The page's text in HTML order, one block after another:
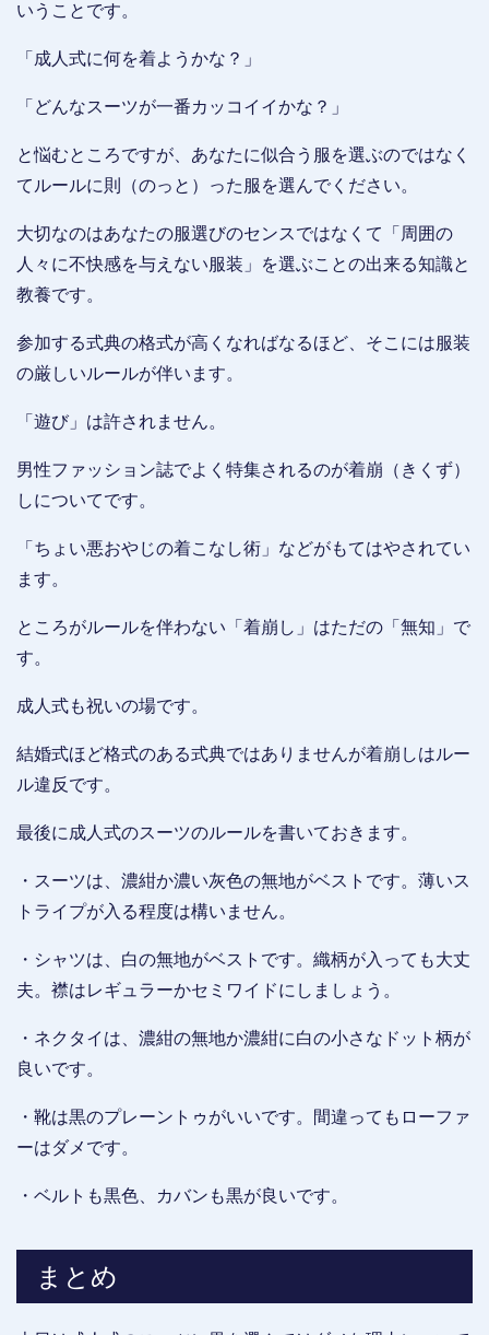
いうことです。
「成人式に何を着ようかな？」
「どんなスーツが一番カッコイイかな？」
と悩むところですが、あなたに似合う服を選ぶのではなく
てルールに則（のっと）った服を選んでください。
大切なのはあなたの服選びのセンスではなくて「周囲の
人々に不快感を与えない服装」を選ぶことの出来る知識と
教養です。
参加する式典の格式が高くなればなるほど、そこには服装
の厳しいルールが伴います。
「遊び」は許されません。
男性ファッション誌でよく特集されるのが着崩（きくず）
しについてです。
「ちょい悪おやじの着こなし術」などがもてはやされてい
ます。
ところがルールを伴わない「着崩し」はただの「無知」で
す。
成人式も祝いの場です。
結婚式ほど格式のある式典ではありませんが着崩しはルー
ル違反です。
最後に成人式のスーツのルールを書いておきます。
・スーツは、濃紺か濃い灰色の無地がベストです。薄いス
トライプが入る程度は構いません。
・シャツは、白の無地がベストです。織柄が入っても大丈
夫。襟はレギュラーかセミワイドにしましょう。
・ネクタイは、濃紺の無地か濃紺に白の小さなドット柄が
良いです。
・靴は黒のプレーントゥがいいです。間違ってもローファ
ーはダメです。
・ベルトも黒色、カバンも黒が良いです。
まとめ